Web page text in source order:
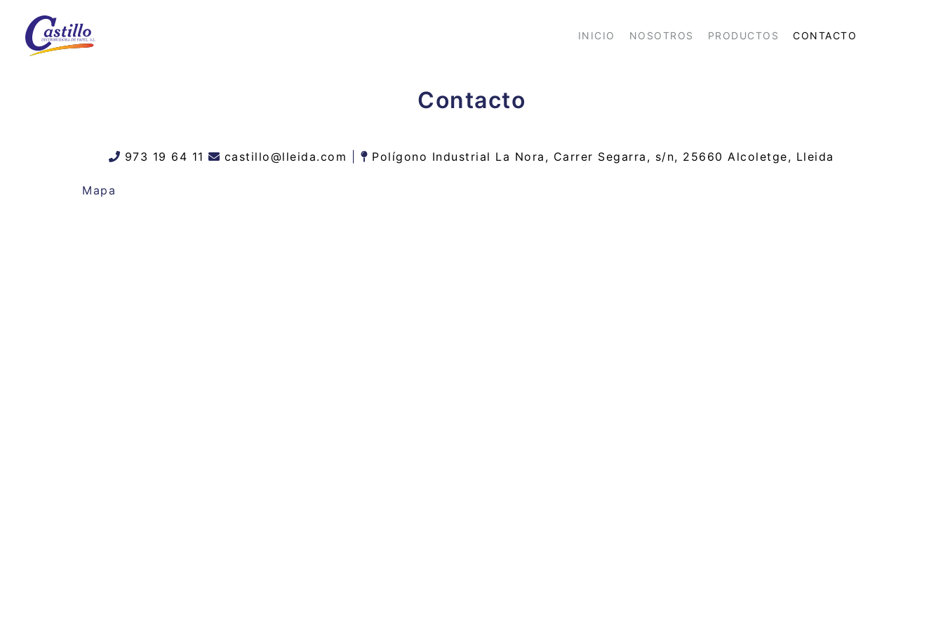
INICIO NOSOTROS PRODUCTOS CONTACTO
Contacto
973 19 64 11 castillo@lleida.com Polígono Industrial La Nora, Carrer Segarra, s/n, 25660 Alcoletge, Lleida
Mapa